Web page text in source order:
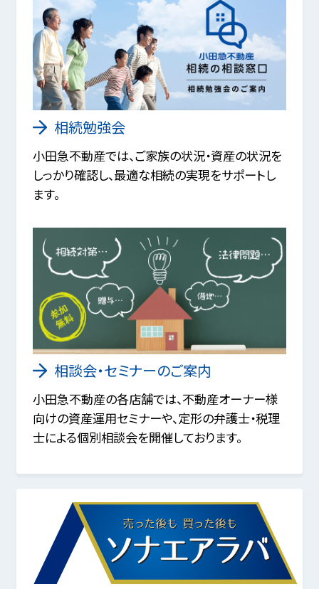
相続勉強会
小田急不動産では、ご家族の状況・資産の状況を
しっかり確認し、最適な相続の実現をサポートし
ます。
相談会・セミナーのご案内
小田急不動産の各店舗では、不動産オーナー様
向けの資産運用セミナーや、定形の弁護士・税理
士による個別相談会を開催しております。